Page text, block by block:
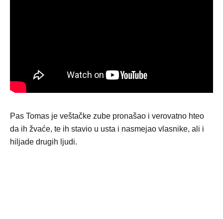
Pas Tomas je veštačke zube pronašao i verovatno hteo
da ih žvaće, te ih stavio u usta i nasmejao vlasnike, ali i
hiljade drugih ljudi.